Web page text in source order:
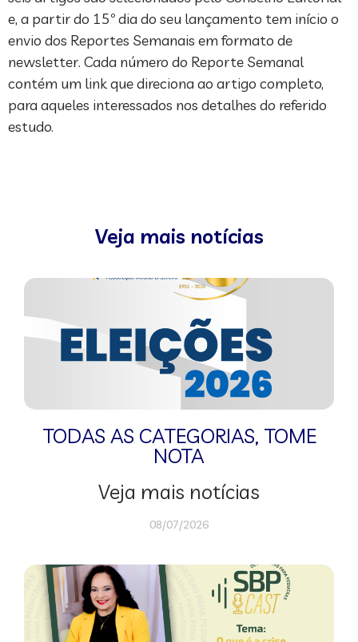
e, a partir do 15º dia do seu lançamento tem início o
envio dos Reportes Semanais em formato de
newsletter. Cada número do Reporte Semanal
contém um link que direciona ao artigo completo,
para aqueles interessados nos detalhes do referido
estudo.
Veja mais notícias
TODAS AS CATEGORIAS, TOME
NOTA
Veja mais notícias
08/07/2026